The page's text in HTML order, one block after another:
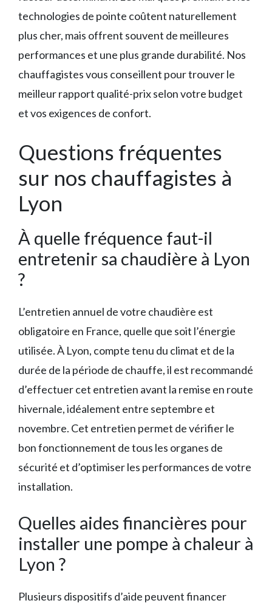
technologies de pointe coûtent naturellement
plus cher, mais offrent souvent de meilleures
performances et une plus grande durabilité. Nos
chauffagistes vous conseillent pour trouver le
meilleur rapport qualité-prix selon votre budget
et vos exigences de confort.
Questions fréquentes
sur nos chauffagistes à
Lyon
À quelle fréquence faut-il
entretenir sa chaudière à Lyon
?
L’entretien annuel de votre chaudière est
obligatoire en France, quelle que soit l’énergie
utilisée. À Lyon, compte tenu du climat et de la
durée de la période de chauffe, il est recommandé
d’effectuer cet entretien avant la remise en route
hivernale, idéalement entre septembre et
novembre. Cet entretien permet de vérifier le
bon fonctionnement de tous les organes de
sécurité et d’optimiser les performances de votre
installation.
Quelles aides financières pour
installer une pompe à chaleur à
Lyon ?
Plusieurs dispositifs d’aide peuvent financer